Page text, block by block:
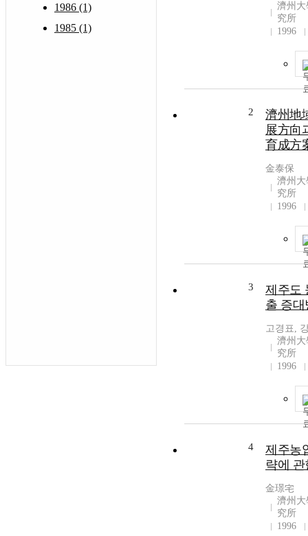
1986 (1)
1985 (1)
濟州
究所
1996
2
濟州地
展方向
育成方
金泰保
濟州
究所
1996
3
제주도
출 증
고경표,
濟州
究所
1996
4
제주농
략에
金璟宅
濟州
究所
1996